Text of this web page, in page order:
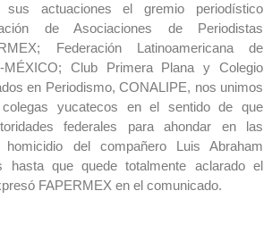
sus actuaciones el gremio periodístico
de Asociaciones de Periodistas
Federación Latinoamericana de
MÉXICO; Club Primera Plana y Colegio
en Periodismo, CONALIPE, nos unimos
yucatecos en el sentido de que
federales para ahondar en las
homicidio del compañero Luis Abraham
hasta que quede totalmente aclarado el
FAPERMEX en el comunicado.